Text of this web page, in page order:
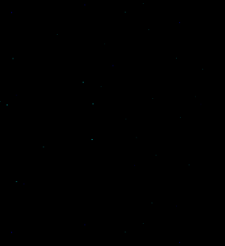
ACKEE SPOLUPRÁCE
MÁTE ZÁJEM
O SPOLUPRÁCI?
POJĎME TO
OSOBNĚ!